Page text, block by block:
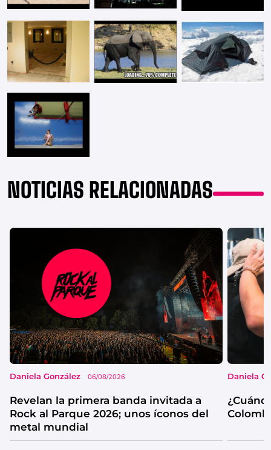
NOTICIAS RELACIONADAS
Daniela González 06/08/2026
Revelan la primera banda invitada a
Rock al Parque 2026; unos íconos del
metal mundial
Daniela